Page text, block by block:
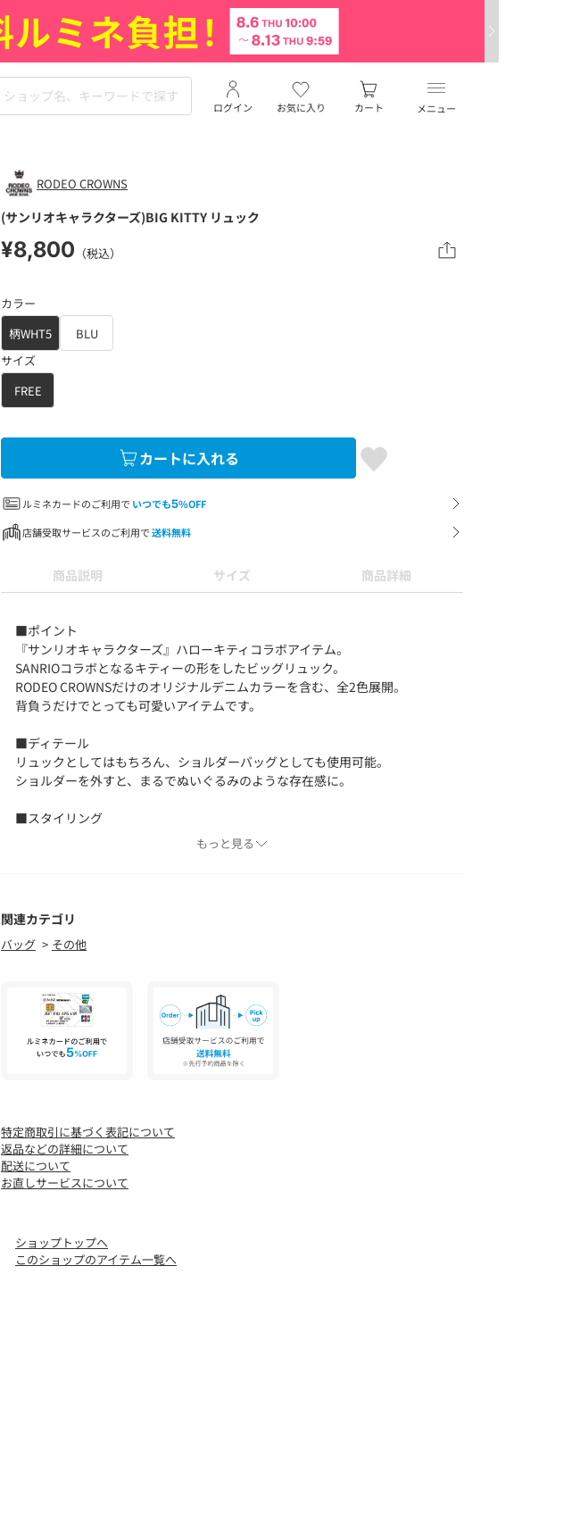
メニュー
お気に入り
ログイン カート
RODEO CROWNS
(サンリオキャラクターズ)BIG KITTY リュック
¥8,800 （税込）
カラー
柄WHT5
BLU
サイズ
FREE
カートに入れる
ルミネカードのご利用で いつでも5%OFF
店舗受取サービスのご利用で送料無料
商品説明 サイズ 商品詳細
■ポイント
『サンリオキャラクターズ』ハローキティコラボアイテム。
SANRIOコラボとなるキティーの形をしたビッグリュック。
RODEO CROWNSだけのオリジナルデニムカラーを含む、全2色展開。
背負うだけでとっても可愛いアイテムです。
■ディテール
リュックとしてはもちろん、ショルダーバッグとしても使用可能。
ショルダーを外すと、まるでぬいぐるみのような存在感に。
■スタイリング
リュックとしても、ショルダーをナナメに付け替えて肩掛けとしても、使い
※画像の商品はサンプルです。実際の商品と仕様、加工が若干異なる場合が
あります。
※画像の商品は光の照射や角度、お使いのモニター環境により、実物と色味
もっと見る
関連カテゴリ
バッグ その他
特定商取引に基づく表記について
返品などの詳細について
配送について
お直しサービスについて
ショップトップへ
このショップのアイテム一覧へ